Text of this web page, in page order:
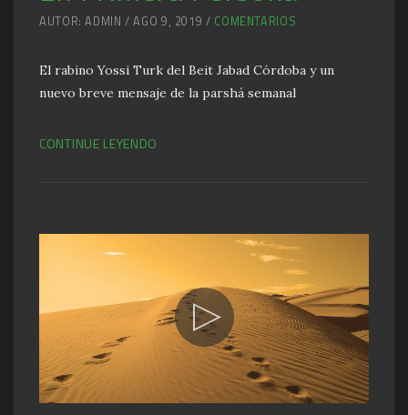
AUTOR: ADMIN / AGO 9, 2019 / COMENTARIOS
El rabino Yossi Turk del Beit Jabad Córdoba y un
nuevo breve mensaje de la parshá semanal
CONTINUE LEYENDO